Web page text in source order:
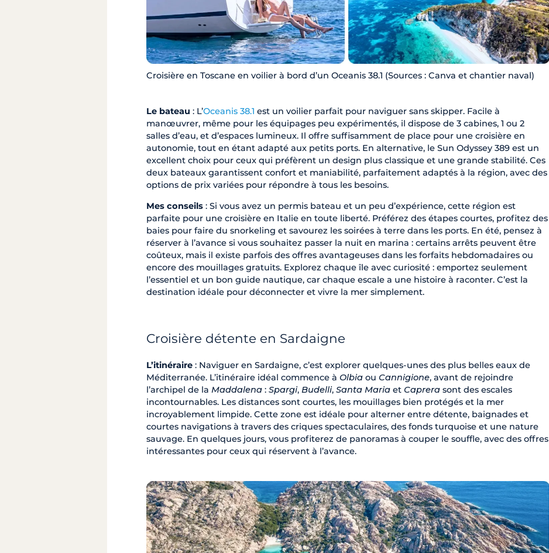
Croisière en Toscane en voilier à bord d’un Oceanis 38.1 (Sources : Canva et chantier naval)
Le bateau : L’Oceanis 38.1 est un voilier parfait pour naviguer sans skipper. Facile à
manœuvrer, même pour les équipages peu expérimentés, il dispose de 3 cabines, 1 ou 2
salles d’eau, et d’espaces lumineux. Il offre suffisamment de place pour une croisière en
autonomie, tout en étant adapté aux petits ports. En alternative, le Sun Odyssey 389 est un
excellent choix pour ceux qui préfèrent un design plus classique et une grande stabilité. Ces
deux bateaux garantissent confort et maniabilité, parfaitement adaptés à la région, avec des
options de prix variées pour répondre à tous les besoins.
Mes conseils : Si vous avez un permis bateau et un peu d’expérience, cette région est
parfaite pour une croisière en Italie en toute liberté. Préférez des étapes courtes, profitez des
baies pour faire du snorkeling et savourez les soirées à terre dans les ports. En été, pensez à
réserver à l’avance si vous souhaitez passer la nuit en marina : certains arrêts peuvent être
coûteux, mais il existe parfois des offres avantageuses dans les forfaits hebdomadaires ou
encore des mouillages gratuits. Explorez chaque île avec curiosité : emportez seulement
l’essentiel et un bon guide nautique, car chaque escale a une histoire à raconter. C’est la
destination idéale pour déconnecter et vivre la mer simplement.
Croisière détente en Sardaigne
L’itinéraire : Naviguer en Sardaigne, c’est explorer quelques-unes des plus belles eaux de
Méditerranée. L’itinéraire idéal commence à Olbia ou Cannigione, avant de rejoindre
l’archipel de la Maddalena : Spargi, Budelli, Santa Maria et Caprera sont des escales
incontournables. Les distances sont courtes, les mouillages bien protégés et la mer
incroyablement limpide. Cette zone est idéale pour alterner entre détente, baignades et
courtes navigations à travers des criques spectaculaires, des fonds turquoise et une nature
sauvage. En quelques jours, vous profiterez de panoramas à couper le souffle, avec des offres
intéressantes pour ceux qui réservent à l’avance.